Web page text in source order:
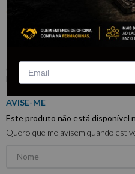
Chave Estrela
Robust
13BA10X11
ROBUST
Este produto não está disponível
Quero que me avisem quando